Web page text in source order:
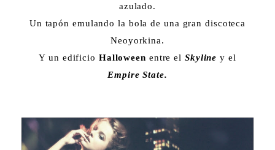
azulado.
Un tapón emulando la bola de una gran discoteca
Neoyorkina.
Y un edificio Halloween entre el Skyliney el
Empire State.